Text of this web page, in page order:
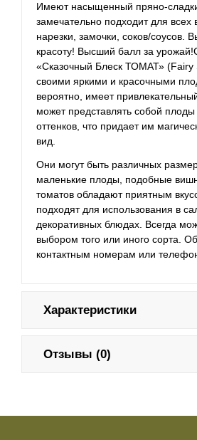
Имеют насыщенный пряно-
замечательно подходит для всех
нарезки, замочки, соков/соусов.
красоту! Высший балл за
«Сказочный Блеск ТОМАТ» (Fairy
своими яркими и красочными
вероятно, имеет
может представлять собой
оттенков, что придает им
вид.
Они могут быть различных
маленькие плоды, подобные
томатов обладают приятным
подходят для использования в
декоративных блюдах. Всегда
выбором того или иного сорта.
контактным номерам или
Характеристики
Отзывы (0)